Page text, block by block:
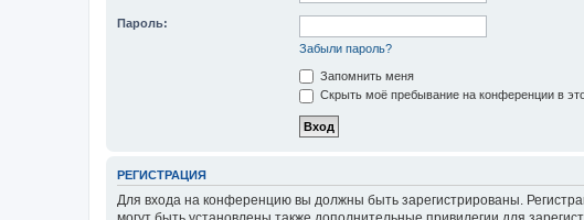
Пароль:
Забыли пароль?
Запомнить меня
Скрыть моё пребывание на конференции в
РЕГИСТРАЦИЯ
Для входа на конференцию вы должны быть зарегистрированы.